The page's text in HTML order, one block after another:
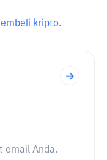
kripto.
email Anda.